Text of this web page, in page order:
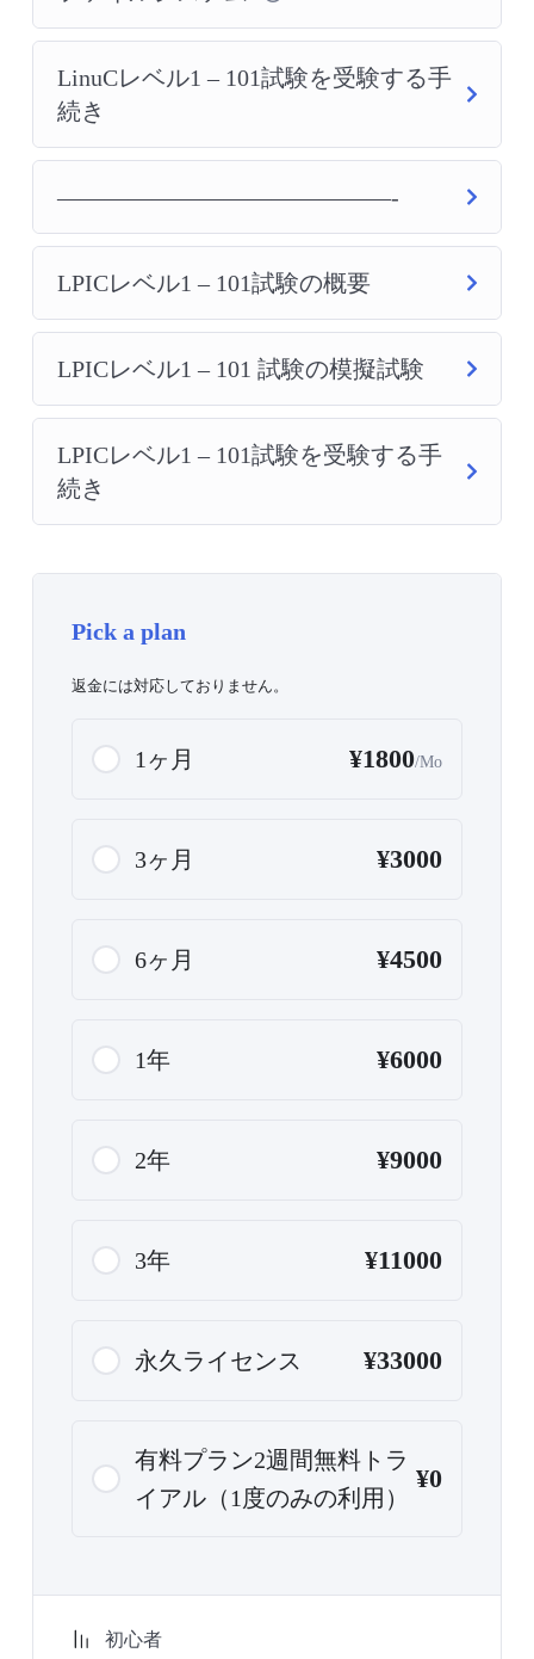
LinuCレベル1 – 101試験を受験する手
続き
——————————————-
LPICレベル1 – 101試験の概要
LPICレベル1 – 101 試験の模擬試験
LPICレベル1 – 101試験を受験する手
続き
Pick a plan
返金には対応しておりません。
1ヶ月 ¥1800/Mo
3ヶ月 ¥3000
6ヶ月 ¥4500
1年 ¥6000
2年 ¥9000
3年 ¥11000
永久ライセンス ¥33000
有料プラン2週間無料トラ
イアル（1度のみの利用）
¥0
初心者